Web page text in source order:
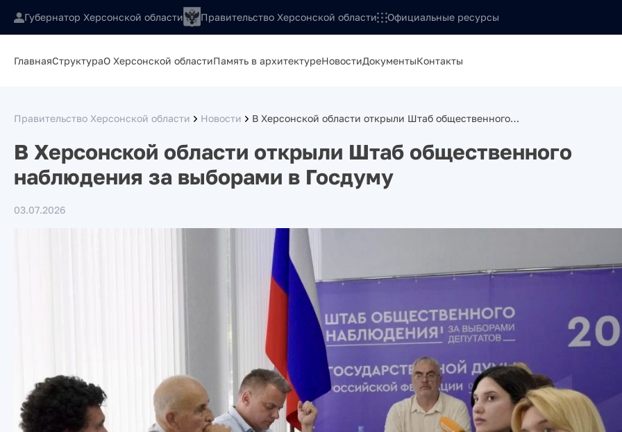
Губернатор Херсонской области Правительство Херсонской области Официальные ресурсы
ГлавнаяСтруктураО Херсонской областиПамять в архитектуреНовостиДокументыКонтакты
Правительство Херсонской области Новости В Херсонской области открыли Штаб общественного…
В Херсонской области открыли Штаб общественного
наблюдения за выборами в Госдуму
03.07.2026